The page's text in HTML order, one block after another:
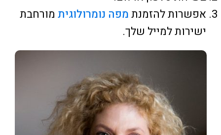
אפשרות להזמנתמפה נומרולוגית מורחבת
ישירות למייל שלך.